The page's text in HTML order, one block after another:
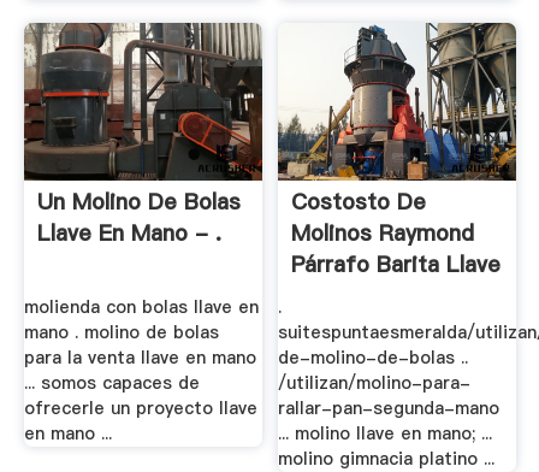
Un Molino De Bolas
Llave En Mano - .
molienda con bolas llave en
mano . molino de bolas
para la venta llave en mano
... somos capaces de
ofrecerle un proyecto llave
en mano ...
Costosto De
Molinos Raymond
Párrafo Barita Llave
.
suitespuntaesmeralda/
de-molino-de-bolas ..
/utilizan/molino-para-
rallar-pan-segunda-mano
... molino llave en mano; ...
molino gimnacia platino ...